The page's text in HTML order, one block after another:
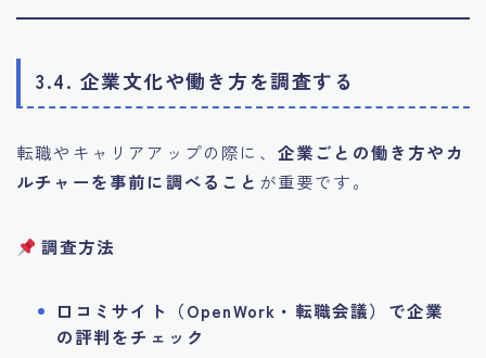
3.4. 企業文化や働き方を調査する
転職やキャリアアップの際に、 企業ごとの働き方やカ
ルチャーを事前に調べること が重要です。
調査方法
口コミサイト（OpenWork・転職会議）で企業
の評判をチェック